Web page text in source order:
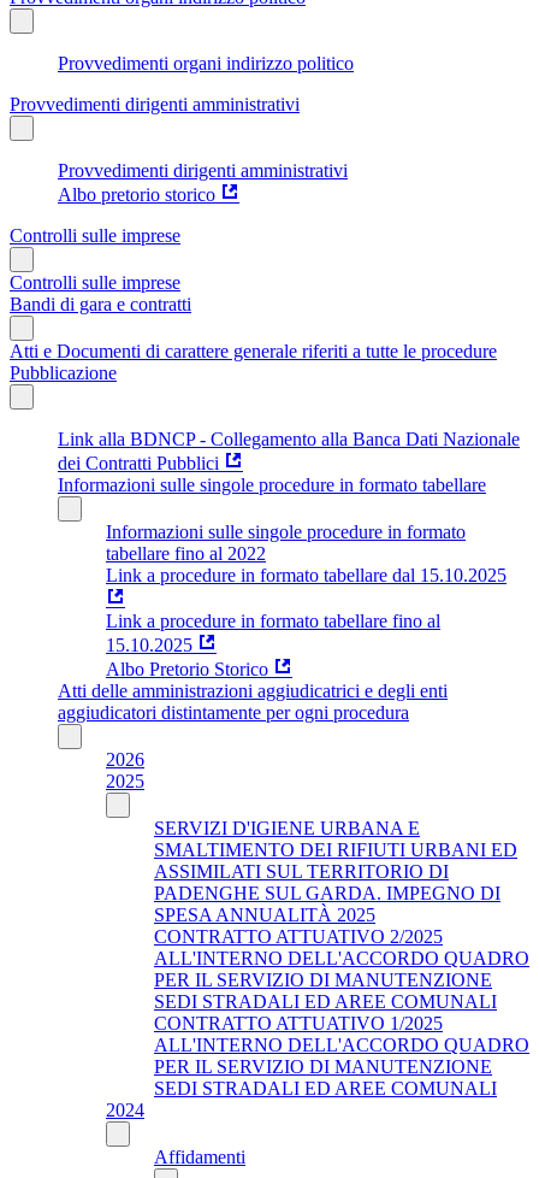
Provvedimenti organi indirizzo politico
Provvedimenti dirigenti amministrativi
Provvedimenti dirigenti amministrativi
Albo pretorio storico
Controlli sulle imprese
Controlli sulle imprese
Bandi di gara e contratti
Atti e Documenti di carattere generale riferiti a tutte le procedure
Pubblicazione
Link alla BDNCP - Collegamento alla Banca Dati Nazionale
dei Contratti Pubblici
Informazioni sulle singole procedure in formato tabellare
Informazioni sulle singole procedure in formato
tabellare fino al 2022
Link a procedure in formato tabellare dal 15.10.2025
Link a procedure in formato tabellare fino al
15.10.2025
Albo Pretorio Storico
Atti delle amministrazioni aggiudicatrici e degli enti
aggiudicatori distintamente per ogni procedura
2026
2025
SERVIZI D'IGIENE URBANA E
SMALTIMENTO DEI RIFIUTI URBANI ED
ASSIMILATI SUL TERRITORIO DI
PADENGHE SUL GARDA. IMPEGNO DI
SPESA ANNUALITÀ 2025
CONTRATTO ATTUATIVO 2/2025
ALL'INTERNO DELL'ACCORDO QUADRO
PER IL SERVIZIO DI MANUTENZIONE
SEDI STRADALI ED AREE COMUNALI
CONTRATTO ATTUATIVO 1/2025
ALL'INTERNO DELL'ACCORDO QUADRO
PER IL SERVIZIO DI MANUTENZIONE
SEDI STRADALI ED AREE COMUNALI
2024
Affidamenti